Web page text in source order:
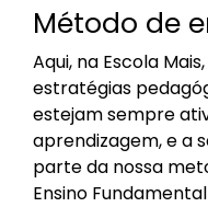
Método de
Aqui, na Escola
estratégias
estejam sempre
aprendizagem, e a
parte da nossa
Ensino